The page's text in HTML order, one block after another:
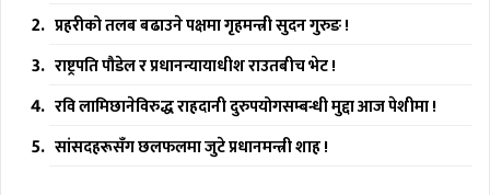
प्रहरीको तलब बढाउने पक्षमा गृहमन्त्री सुदन गुरुङ !
राष्ट्रपति पौडेल र प्रधानन्यायाधीश राउतबीच भेट !
रवि लामिछानेविरुद्ध राहदानी दुरुपयोगसम्बन्धी मुद्दा आज पेशीमा !
सांसदहरूसँग छलफलमा जुटे प्रधानमन्त्री शाह !